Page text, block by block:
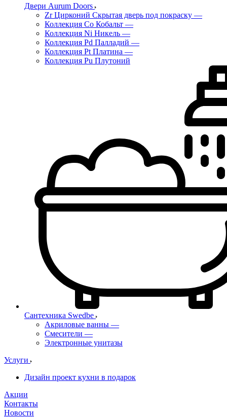
Двери Aurum Doors
Zr Цирконий Скрытая дверь под покраску —
Коллекция Co Кобальт —
Коллекция Ni Никель —
Коллекция Pd Палладий —
Коллекция Pt Платина —
Коллекция Pu Плутоний
Сантехника Swedbe
Акриловые ванны —
Смесители —
Электронные унитазы
Услуги
Дизайн проект кухни в подарок
Акции
Контакты
Новости